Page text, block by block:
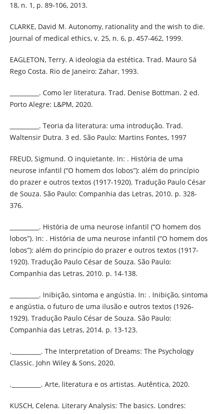
18, n. 1, p. 89-106, 2013.
CLARKE, David M. Autonomy, rationality and the wish to die.
Journal of medical ethics, v. 25, n. 6, p. 457-462, 1999.
EAGLETON, Terry. A ideologia da estética. Trad. Mauro Sá
Rego Costa. Rio de Janeiro: Zahar, 1993.
__________. Como ler literatura. Trad. Denise Bottman. 2 ed.
Porto Alegre: L&PM, 2020.
__________. Teoria da literatura: uma introdução. Trad.
Waltensir Dutra. 3 ed. São Paulo: Martins Fontes, 1997
FREUD, Sigmund. O inquietante. In: . História de uma
neurose infantil (“O homem dos lobos”): além do princípio
do prazer e outros textos (1917-1920). Tradução Paulo César
de Souza. São Paulo: Companhia das Letras, 2010. p. 328-
376.
__________. História de uma neurose infantil (“O homem dos
lobos”). In: . História de uma neurose infantil (“O homem dos
lobos”): além do princípio do prazer e outros textos (1917-
1920). Tradução Paulo César de Souza. São Paulo:
Companhia das Letras, 2010. p. 14-138.
__________. Inibição, sintoma e angústia. In: . Inibição, sintoma
e angústia, o futuro de uma ilusão e outros textos (1926-
1929). Tradução Paulo César de Souza. São Paulo:
Companhia das Letras, 2014. p. 13-123.
.__________. The Interpretation of Dreams: The Psychology
Classic. John Wiley & Sons, 2020.
.__________. Arte, literatura e os artistas. Autêntica, 2020.
KUSCH, Celena. Literary Analysis: The basics. Londres: